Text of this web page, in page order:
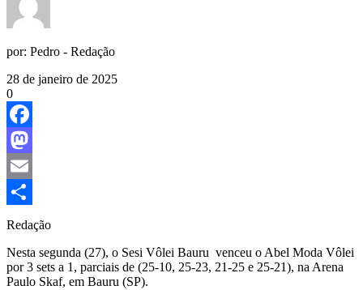
por: Pedro - Redação
28 de janeiro de 2025
0
Facebook
Mastodon
Email
Share
Redação
Nesta segunda (27), o Sesi Vôlei Bauru venceu o Abel Moda Vôlei
por 3 sets a 1, parciais de (25-10, 25-23, 21-25 e 25-21), na Arena
Paulo Skaf, em Bauru (SP).